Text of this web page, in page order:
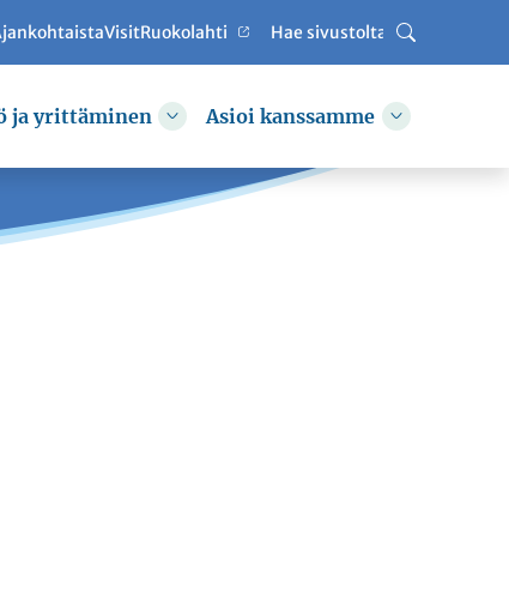
VisitRuokolahti
Haku
alasvetovalikkoa
ja yrittäminen
Vaihda alasvetovalikkoa
Asioi kanssamme
Vaihda